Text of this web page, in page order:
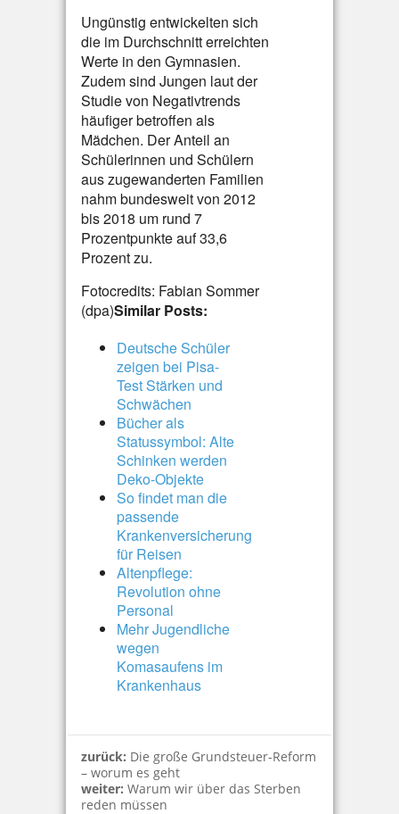
Ungünstig entwickelten sich
die im Durchschnitt erreichten
Werte in den Gymnasien.
Zudem sind Jungen laut der
Studie von Negativtrends
häufiger betroffen als
Mädchen. Der Anteil an
Schülerinnen und Schülern
aus zugewanderten Familien
nahm bundesweit von 2012
bis 2018 um rund 7
Prozentpunkte auf 33,6
Prozent zu.
Fotocredits: Fabian Sommer
(dpa)Similar Posts:
Deutsche Schüler
zeigen bei Pisa-
Test Stärken und
Schwächen
Bücher als
Statussymbol: Alte
Schinken werden
Deko-Objekte
So findet man die
passende
Krankenversicherung
für Reisen
Altenpflege:
Revolution ohne
Personal
Mehr Jugendliche
wegen
Komasaufens im
Krankenhaus
zurück: Die große Grundsteuer-Reform
– worum es geht
weiter: Warum wir über das Sterben
reden müssen